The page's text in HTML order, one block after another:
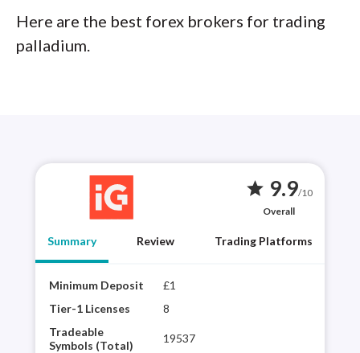
Here are the best forex brokers for trading
palladium.
star 9.9/10
Overall
Summary Review Trading Platforms
Minimum Deposit
£1
Tier-1 Licenses
8
Tradeable
Symbols (Total)
19537